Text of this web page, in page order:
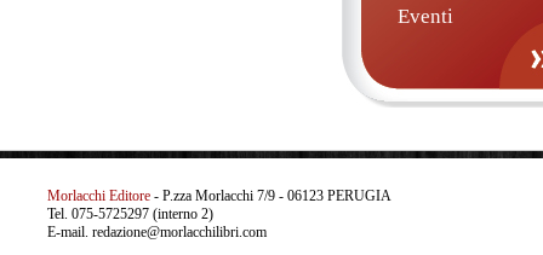
Eventi
Morlacchi Editore - P.zza Morlacchi 7/9 - 06123 PERUGIA
Tel. 075-5725297 (interno 2)
E-mail. redazione@morlacchilibri.com